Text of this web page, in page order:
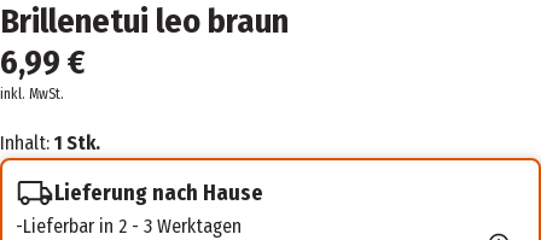
Brillenetui leo braun
6,99 €
inkl. MwSt.
Inhalt: 1 Stk.
Lieferung nach Hause
Lieferbar in 2 - 3 Werktagen